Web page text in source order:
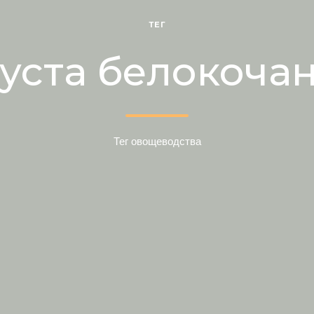
ТЕГ
Тег овощеводства